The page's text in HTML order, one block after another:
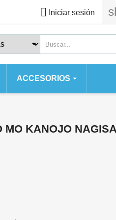
 Iniciar sesión
ACCESORIOS
MO KANOJO